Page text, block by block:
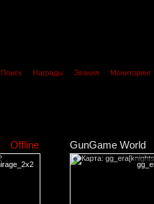
Поиск Награды Звания Мониторинг
Offline GunGame World